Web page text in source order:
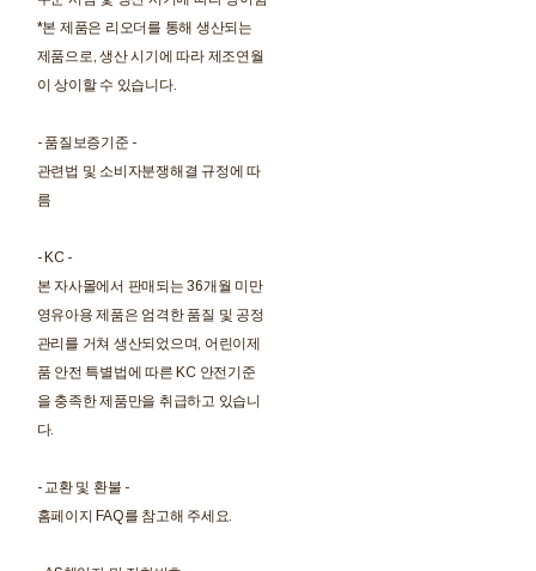
*본 제품은 리오더를 통해 생산되는
제품으로, 생산 시기에 따라 제조연월
이 상이할 수 있습니다.
- 품질보증기준 -
관련법 및 소비자분쟁해결 규정에 따
름
- KC -
본 자사몰에서 판매되는 36개월 미만
영유아용 제품은 엄격한 품질 및 공정
관리를 거쳐 생산되었으며, 어린이제
품 안전 특별법에 따른 KC 안전기준
을 충족한 제품만을 취급하고 있습니
다.
- 교환 및 환불 -
홈페이지 FAQ를 참고해 주세요.